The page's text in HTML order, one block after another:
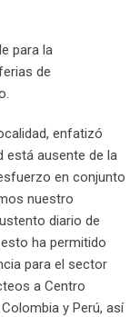
para la
de
enfatizó
está ausente de la
en conjunto
nuestro
diario de
ha permitido
para el sector
a Centro
y Perú, así